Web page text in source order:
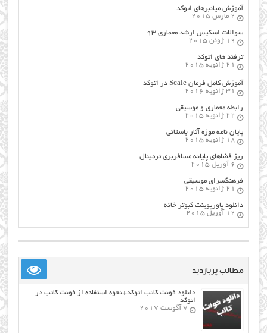
آموزش میانبرهای اتوکد
2 مارس 2015
سوالات اسکیس ارشد معماری ۹۳
19 ژوئن 2015
ترفند های اتوکد
21 ژانویه 2015
آموزش کامل فرمان Scale در اتوکد
31 ژانویه 2016
رابطه معماری و موسیقی
22 ژانویه 2015
پایان نامه موزه آثار باستانی
18 ژانویه 2015
ریز فضاهای پایانه مسافربری ترمینال
6 آوریل 2015
فرهنگسراي موسيقي
21 ژانویه 2015
دانلود پاورپوینت کبوتر خانه
12 آوریل 2015
مطالب پربازدید
دانلود فونت کاتب اتوکد+نحوه استفاده از فونت کاتب در
اتوکد
7 آگوست 2017